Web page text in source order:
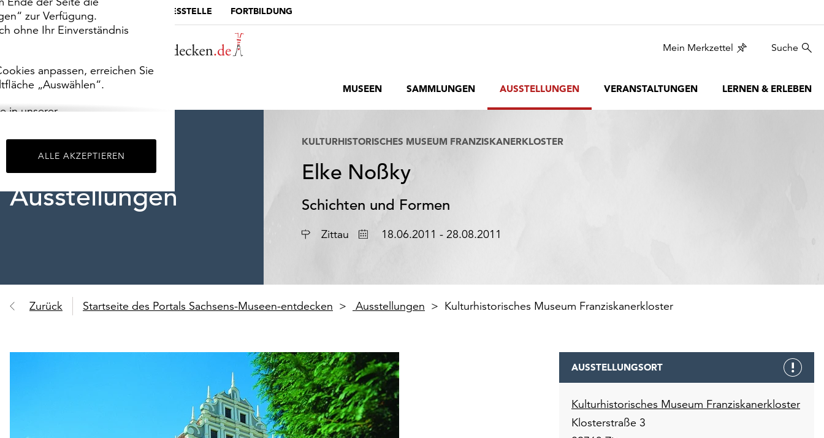
zur Verfügung.
ohne Ihr Einverständnis
anpassen, erreichen Sie
„Auswählen“.
in unserer
ALLE AKZEPTIEREN
MUSEUMSPORTAL DIE LANDESSTELLE FORTBILDUNG
Mein Merkzettel Suche
MUSEEN SAMMLUNGEN AUSSTELLUNGEN VERANSTALTUNGEN LERNEN & ERLEBEN
Ausstellungen
KULTURHISTORISCHES MUSEUM FRANZISKANERKLOSTER
Elke Noßky
Schichten und Formen
Ort Zittau Datum18.06.2011 - 28.08.2011
Zurück Startseite des Portals Sachsens-Museen-entdecken Ausstellungen Kulturhistorisches Museum Franziskanerkloster
AUSSTELLUNGSORT
Kulturhistorisches Museum Franziskanerkloster
Klosterstraße 3